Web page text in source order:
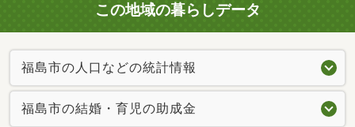
この地域の暮らしデータ
福島市の人口などの統計情報
福島市の結婚・育児の助成金